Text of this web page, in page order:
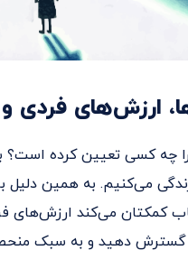
ارزش‌های فردی
چه کسی تعیین کرده است؟
می‌کنیم. به همین دلیل
می‌کند ارزش‌های
گسترش دهید و به سبک